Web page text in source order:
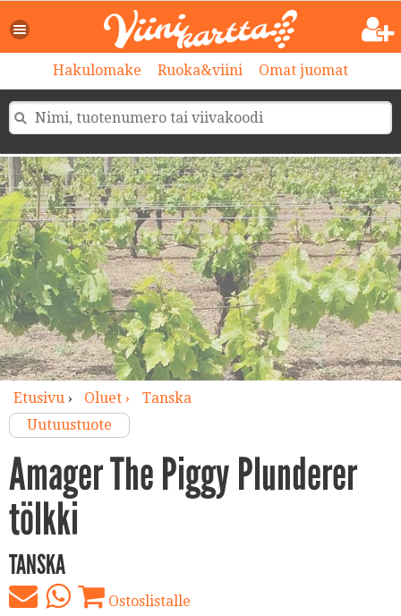
Hakulomake Ruoka&viini Omat juomat
Etusivu› Oluet ›
Tanska
Uutuustuote
Amager The Piggy Plunderer
tölkki
TANSKA
Ostoslistalle